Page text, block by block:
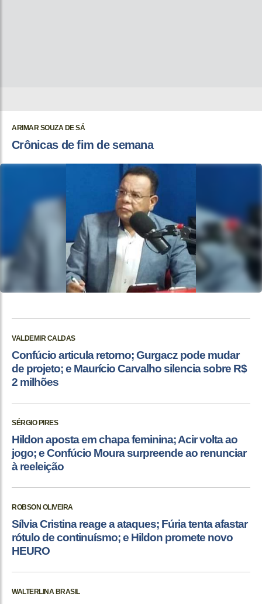
ARIMAR SOUZA DE SÁ
Crônicas de fim de semana
VALDEMIR CALDAS
Confúcio articula retorno; Gurgacz pode mudar
de projeto; e Maurício Carvalho silencia sobre R$
2 milhões
SÉRGIO PIRES
Hildon aposta em chapa feminina; Acir volta ao
jogo; e Confúcio Moura surpreende ao renunciar
à reeleição
ROBSON OLIVEIRA
Sílvia Cristina reage a ataques; Fúria tenta afastar
rótulo de continuísmo; e Hildon promete novo
HEURO
WALTERLINA BRASIL